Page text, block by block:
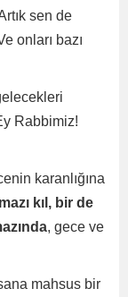
sen de
onları bazı
Rabbimiz!
karanlığına
kıl, bir de
, gece ve
mahsus bir